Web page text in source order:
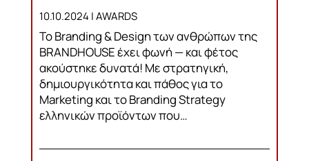
10.10.2024 |AWARDS
Το Branding & Design των ανθρώπων της
BRANDHOUSE έχει φωνή — και φέτος
ακούστηκε δυνατά! Με στρατηγική,
δημιουργικότητα και πάθος για το
Marketing και το Branding Strategy
ελληνικών προϊόντων που…